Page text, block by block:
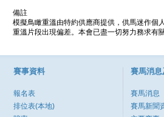
備註
模擬鳥瞰重溫由特約供應商提供，供馬迷作個
重溫片段出現偏差。本會已盡一切努力務求有
賽事資料
報名表
排位表(本地)
賽馬消息
賽馬消息
賽馬新聞